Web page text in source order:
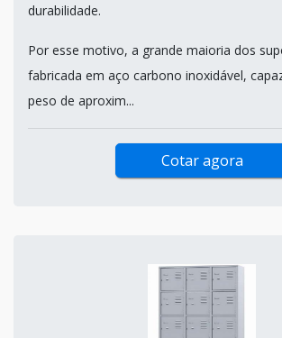
durabilidade.
Por esse motivo, a grande maioria dos
fabricada em aço carbono inoxidável,
peso de aproxim...
Cotar agora